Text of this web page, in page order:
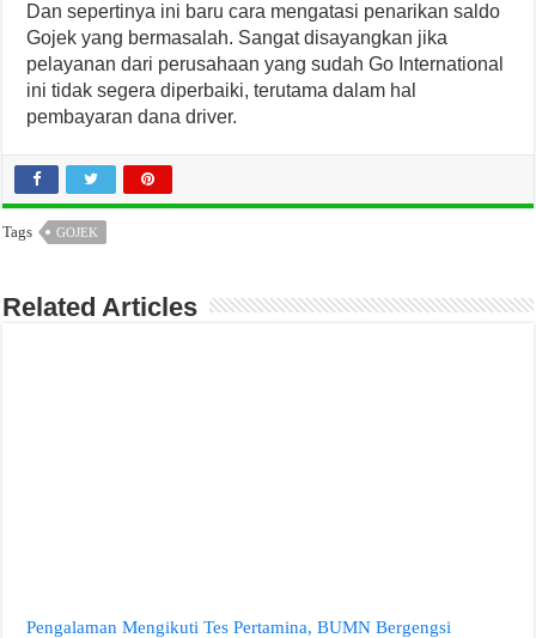
Dan sepertinya ini baru cara mengatasi penarikan saldo
Gojek yang bermasalah. Sangat disayangkan jika
pelayanan dari perusahaan yang sudah Go International
ini tidak segera diperbaiki, terutama dalam hal
pembayaran dana driver.
Tags GOJEK
Related Articles
Pengalaman Mengikuti Tes Pertamina, BUMN Bergengsi